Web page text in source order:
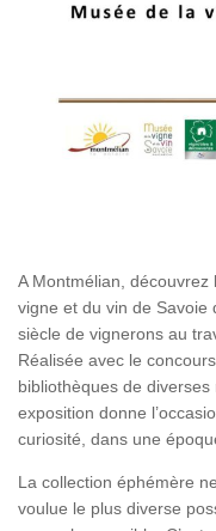
A Montmélian, découvrez
vigne et du vin de Savoie
siècle de vignerons au
Réalisée avec le
bibliothèques de
exposition donne
curiosité, dans une
La collection éphémère
voulue le plus diverse